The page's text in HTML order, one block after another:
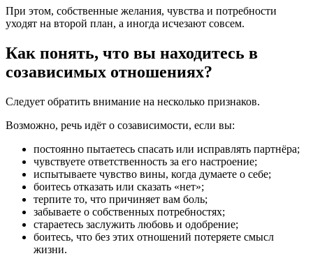
При этом, собственные желания, чувства и потребности
уходят на второй план, а иногда исчезают совсем.
Как понять, что вы находитесь в
созависимых отношениях?
Следует обратить внимание на несколько признаков.
Возможно, речь идёт о созависимости, если вы:
постоянно пытаетесь спасать или исправлять партнёра;
чувствуете ответственность за его настроение;
испытываете чувство вины, когда думаете о себе;
боитесь отказать или сказать «нет»;
терпите то, что причиняет вам боль;
забываете о собственных потребностях;
стараетесь заслужить любовь и одобрение;
боитесь, что без этих отношений потеряете смысл
жизни.